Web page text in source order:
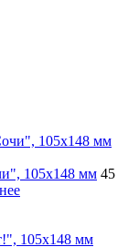
105х148 мм 45